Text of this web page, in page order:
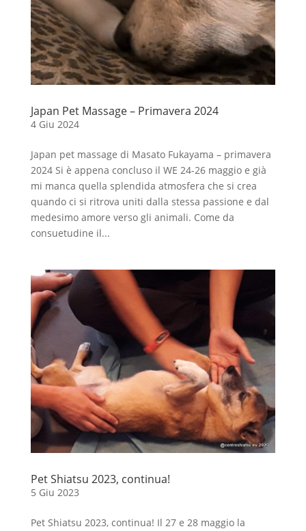
Japan Pet Massage – Primavera 2024
4 Giu 2024
Japan pet massage di Masato Fukayama – primavera
2024 Si è appena concluso il WE 24-26 maggio e già
mi manca quella splendida atmosfera che si crea
quando ci si ritrova uniti dalla stessa passione e dal
medesimo amore verso gli animali. Come da
consuetudine il...
Pet Shiatsu 2023, continua!
5 Giu 2023
Pet Shiatsu 2023, continua! Il 27 e 28 maggio la